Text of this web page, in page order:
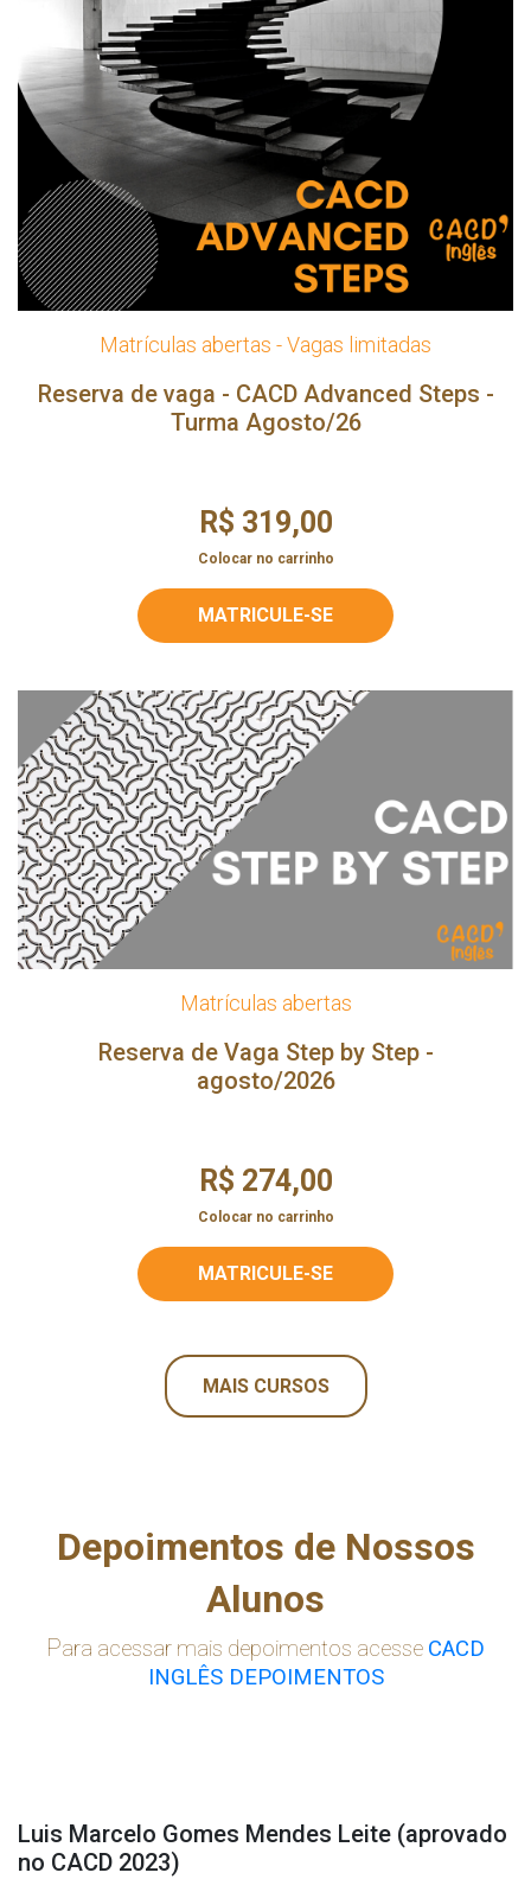
Matrículas abertas - Vagas limitadas
Reserva de vaga - CACD Advanced Steps -
Turma Agosto/26
R$ 319,00
Colocar no carrinho
MATRICULE-SE
Matrículas abertas
Reserva de Vaga Step by Step -
agosto/2026
R$ 274,00
Colocar no carrinho
MATRICULE-SE
MAIS CURSOS
Depoimentos de Nossos
Alunos
Para acessar mais depoimentos acesse CACD
INGLÊS DEPOIMENTOS
Luis Marcelo Gomes Mendes Leite (aprovado
no CACD 2023)